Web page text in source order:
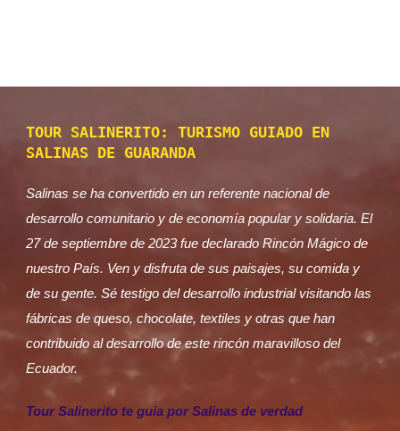
TOUR SALINERITO: TURISMO GUIADO EN
SALINAS DE GUARANDA
Salinas se ha convertido en un referente nacional de
desarrollo comunitario y de economía popular y solidaria. El
27 de septiembre de 2023 fue declarado Rincón Mágico de
nuestro País. Ven y disfruta de sus paisajes, su comida y
de su gente. Sé testigo del desarrollo industrial visitando las
fábricas de queso, chocolate, textiles y otras que han
contribuido al desarrollo de este rincón maravilloso del
Ecuador.
Tour Salinerito te guia por Salinas de verdad